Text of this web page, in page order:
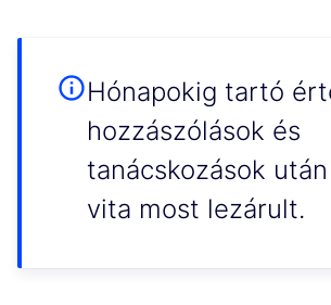
Hónapokig tartó
hozzászólások és
tanácskozások
vita most lezárult.